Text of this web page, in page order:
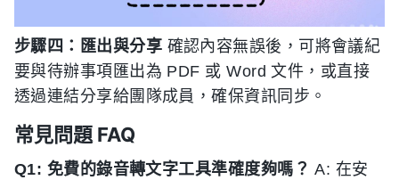
步驟四：匯出與分享 確認內容無誤後，可將會議紀
要與待辦事項匯出為 PDF 或 Word 文件，或直接
透過連結分享給團隊成員，確保資訊同步。
常見問題 FAQ
Q1: 免費的錄音轉文字工具準確度夠嗎？ A: 在安